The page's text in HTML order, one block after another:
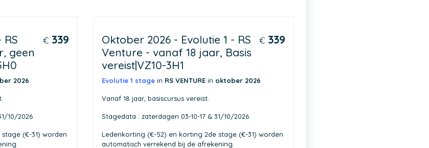
€ 339
geen
2026
10/2026
(€-31) worden
€ 339
Oktober 2026 - Evolutie 1 - RS
Venture - vanaf 18 jaar, Basis
vereist|VZ10-3H1
Evolutie 1 stage in RS VENTURE in oktober 2026
Vanaf 18 jaar, basiscursus vereist.
Stagedata : zaterdagen 03-10-17 & 31/10/2026
Ledenkorting (€-52) en korting 2de stage (€-31) worden
automatisch verrekend bij de afrekening.